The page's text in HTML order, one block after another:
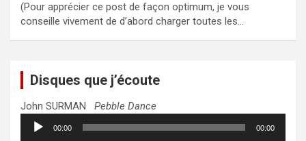
(Pour apprécier ce post de façon optimum, je vous
conseille vivement de d’abord charger toutes les…
Disques que j’écoute
John SURMAN Pebble Dance
Lecteur
audio
00:00 00:00